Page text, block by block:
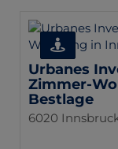
Urbanes
Zimmer-
Bestlage
6020